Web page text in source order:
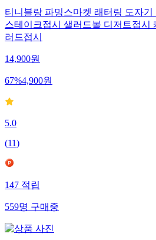
티니블랑 파밍스마켓 래터링 도자기
스테이크접시 샐러드볼 디저트접시
러드접시
14,900원
67%4,900원
5.0
(11)
147적립
559명구매중